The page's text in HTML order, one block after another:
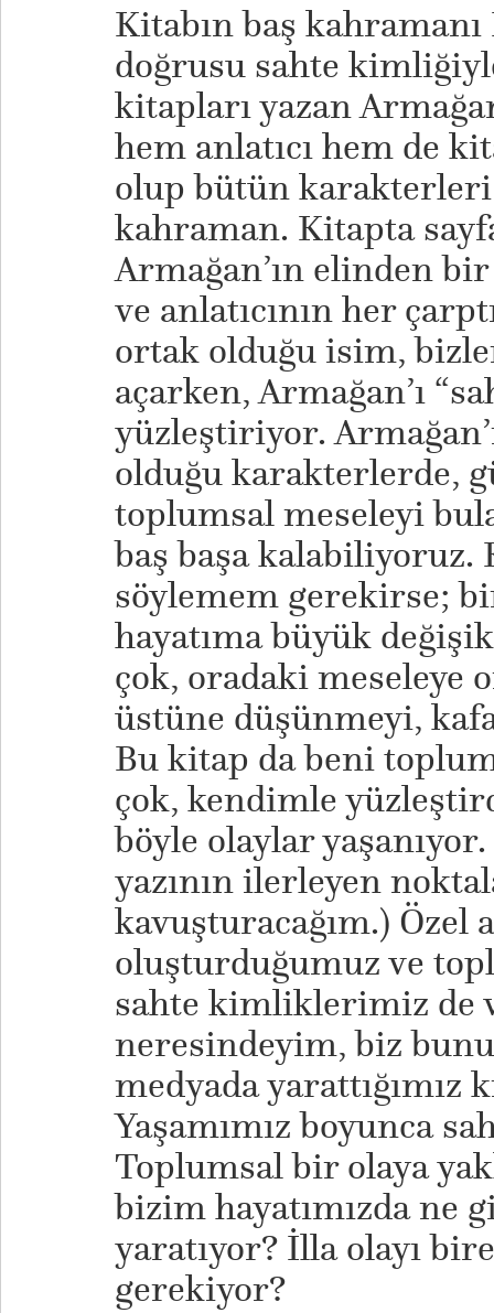
Kitabın baş
doğrusu sahte
kitapları yazan
hem anlatıcı hem de
olup bütün
kahraman. Kitapta
Armağan’ın elinden
ve anlatıcının her
ortak olduğu isim,
açarken, Armağan’ı
yüzleştiriyor.
olduğu karakterlerde,
toplumsal meseleyi
baş başa
söylemem gerekirse;
hayatıma büyük
çok, oradaki meseleye
üstüne düşünmeyi,
Bu kitap da beni
çok, kendimle
böyle olaylar
yazının ilerleyen
kavuşturacağım.) Özel
oluşturduğumuz ve
sahte kimliklerimiz de
neresindeyim, biz
medyada yarattığımız
Yaşamımız boyunca
Toplumsal bir olaya
bizim hayatımızda ne
yaratıyor? İlla olayı
gerekiyor?